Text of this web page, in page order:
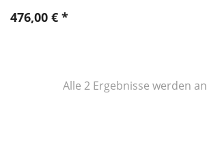
476,00 € *
Alle 2 Ergebnisse werden